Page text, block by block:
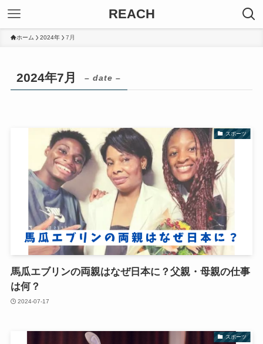
REACH
ホーム 2024年 7月
2024年7月 – date –
スポーツ
馬瓜エブリンの両親はなぜ日本に？父親・母親の仕事
は何？
2024-07-17
スポーツ